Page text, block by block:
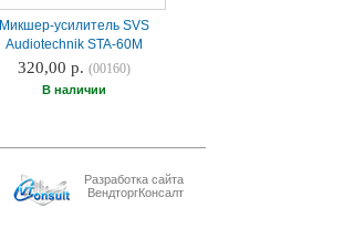
Микшер-усилитель SVS
Audiotechnik STA-60M
320,00 р. (00160)
В наличии
Разработка сайта
ВендторгКонсалт